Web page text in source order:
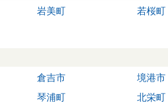
岩美町 若桜町
倉吉市 境港市
琴浦町 北栄町